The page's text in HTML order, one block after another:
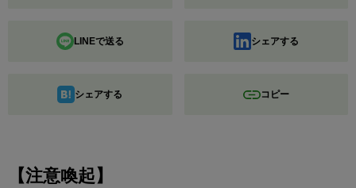
LINEで送る シェアする
シェアする コピー
【注意喚起】